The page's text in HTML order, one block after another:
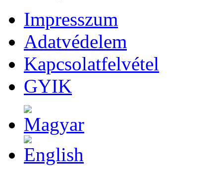
Impresszum
Adatvédelem
Kapcsolatfelvétel
GYIK